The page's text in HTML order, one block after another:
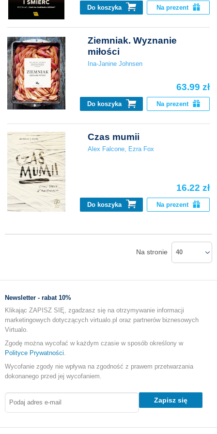
Do koszyka Na prezent
Ziemniak. Wyznanie
miłości
Ina-Janine Johnsen
63.99 zł
Do koszyka Na prezent
Czas mumii
Alex Falcone, Ezra Fox
16.22 zł
Do koszyka Na prezent
Na stronie 40
Newsletter - rabat 10%
Klikając ZAPISZ SIĘ, zgadzasz się na otrzymywanie informacji
marketingowych dotyczących virtualo.pl oraz partnerów biznesowych
Virtualo.
Zgodę można wycofać w każdym czasie w sposób określony w
Polityce Prywatności
Wycofanie zgody nie wpływa na zgodność z prawem przetwarzania
dokonanego przed jej wycofaniem.
Zapisz się